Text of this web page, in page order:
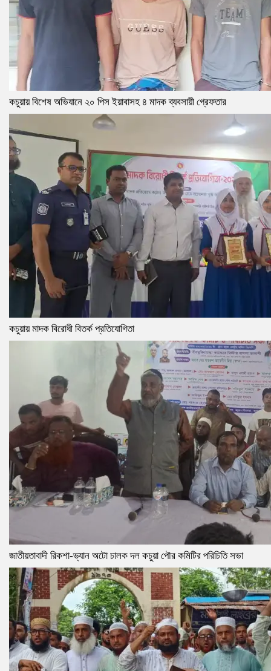
কচুয়ায় বিশেষ অভিযানে ২০ পিস ইয়াবাসহ ৪ মাদক ব্যবসায়ী গ্রেফতার
কচুয়ায় মাদক বিরোধী বিতর্ক প্রতিযোগিতা
জাতীয়তাবাদী রিকশা-ভ্যান অটো চালক দল কচুয়া পৌর কমিটির পরিচিতি সভা